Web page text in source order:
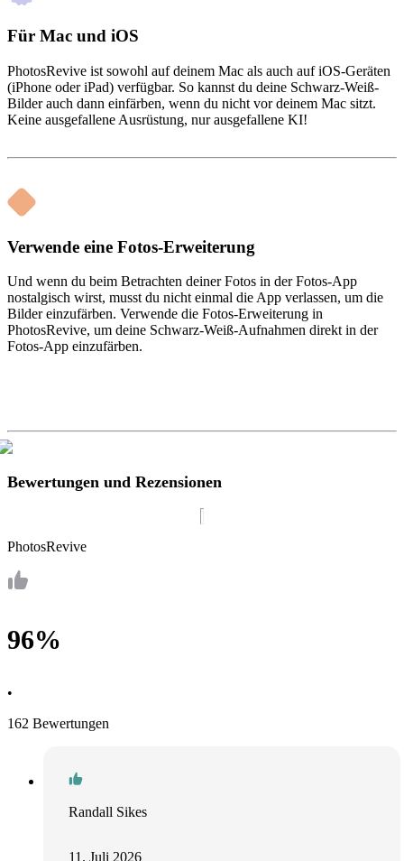
Für Mac und iOS
PhotosRevive ist sowohl auf deinem Mac als auch auf iOS-Geräten
(iPhone oder iPad) verfügbar. So kannst du deine Schwarz-Weiß-
Bilder auch dann einfärben, wenn du nicht vor deinem Mac sitzt.
Keine ausgefallene Ausrüstung, nur ausgefallene KI!
Verwende eine Fotos-Erweiterung
Und wenn du beim Betrachten deiner Fotos in der Fotos-App
nostalgisch wirst, musst du nicht einmal die App verlassen, um die
Bilder einzufärben. Verwende die Fotos-Erweiterung in
PhotosRevive, um deine Schwarz-Weiß-Aufnahmen direkt in der
Fotos-App einzufärben.
Bewertungen und Rezensionen
PhotosRevive
96%
•
162 Bewertungen
Randall Sikes
11. Juli 2026